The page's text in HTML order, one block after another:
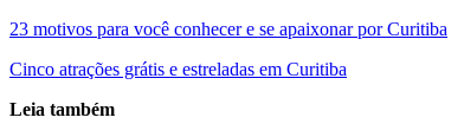
23 motivos para você conhecer e se apaixonar por Curitiba
Cinco atrações grátis e estreladas em Curitiba
Leia também